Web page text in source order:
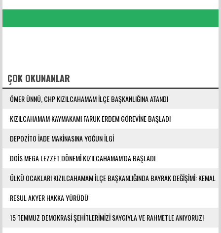
ÇOK OKUNANLAR
ÖMER ÜNNÜ, CHP KIZILCAHAMAM İLÇE BAŞKANLIĞINA ATANDI
KIZILCAHAMAM KAYMAKAMI FARUK ERDEM GÖREVİNE BAŞLADI
DEPOZİTO İADE MAKİNASINA YOĞUN İLGİ
DOİS MEGA LEZZET DÖNEMİ KIZILCAHAMAM'DA BAŞLADI
ÜLKÜ OCAKLARI KIZILCAHAMAM İLÇE BAŞKANLIĞINDA BAYRAK DEĞİŞİMİ: KEMAL
YILMAZ GÖREVE ATANDI
RESUL AKYER HAKKA YÜRÜDÜ
15 TEMMUZ DEMOKRASİ ŞEHİTLERİMİZİ SAYGIYLA VE RAHMETLE ANIYORUZ!